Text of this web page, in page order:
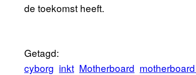
de toekomst heeft.
Getagd:
cyborg inkt Motherboard